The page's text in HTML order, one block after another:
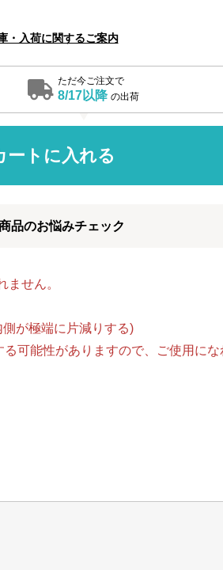
・入荷に関するご案内
ただ今ご注文で
8/17以降 の出荷
ートに入れる
品のお悩みチェック
せん。
側が極端に片減りする)
可能性がありますので、ご使用に